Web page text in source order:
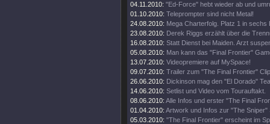
04.11.2010: "Ed-Force" hebt wieder ab und
01.10.2010: Teleprompter sind nicht Metal!
24.08.2010: Mega Charterfolg. Platz 1 in sechs
23.08.2010: Derek Riggs erzählt über die
16.08.2010: Statt Dienst bei Maiden. Arzt
05.08.2010: Man kann das "Final Frontier"
13.07.2010: Videopremiere auf MySpace!
09.07.2010: Trailer zum "The Final Frontier"
26.06.2010: Dickinson mag den "El Dorado"
14.06.2010: Setlist und Video vom Tourauftakt.
08.06.2010: Alle Infos und erster "The Final
01.04.2010: Artwork und Infos zur "The Sniper"
05.03.2010: "The Final Frontier" erscheint im